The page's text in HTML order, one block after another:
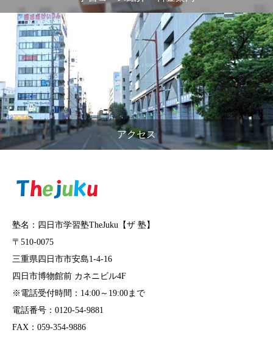
アクセス
塾名：四日市学習塾TheJuku【ザ 塾】
〒510-0075
三重県四日市市安島1-4-16
四日市博物館前 カネニビル4F
※電話受付時間：14:00～19:00まで
電話番号：0120-54-9881
FAX：059-354-9886